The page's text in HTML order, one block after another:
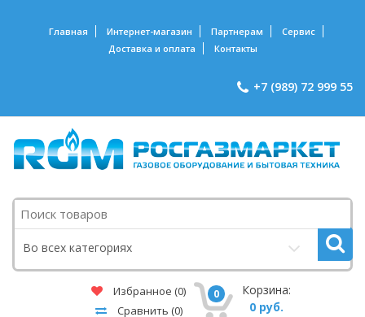
Главная Интернет-магазин Партнерам
Сервис
Доставка и оплата
Контакты
+7 (989) 72 999 55
Поиск
Во всех категориях
Избранное (0)
Сравнить (0)
0
Корзина:
0 руб.